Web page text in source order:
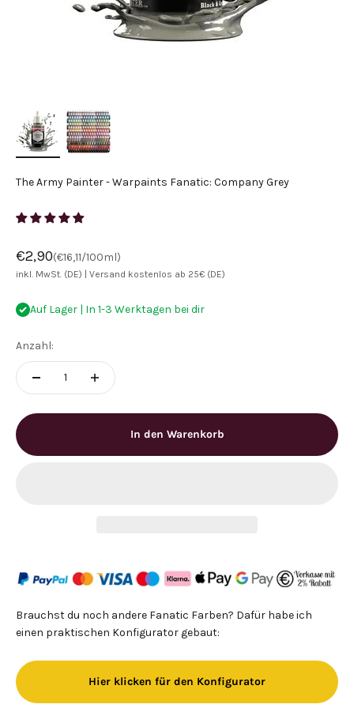
The Army Painter - Warpaints Fanatic: Company Grey
Angebot
€2,90(€16,11/100ml)
inkl. MwSt. (DE) | Versand kostenlos ab 25€ (DE)
Auf Lager | In 1-3 Werktagen bei dir
Anzahl:
In den Warenkorb
Brauchst du noch andere Fanatic Farben? Dafür habe ich
einen praktischen Konfigurator gebaut:
Hier klicken für den Konfigurator